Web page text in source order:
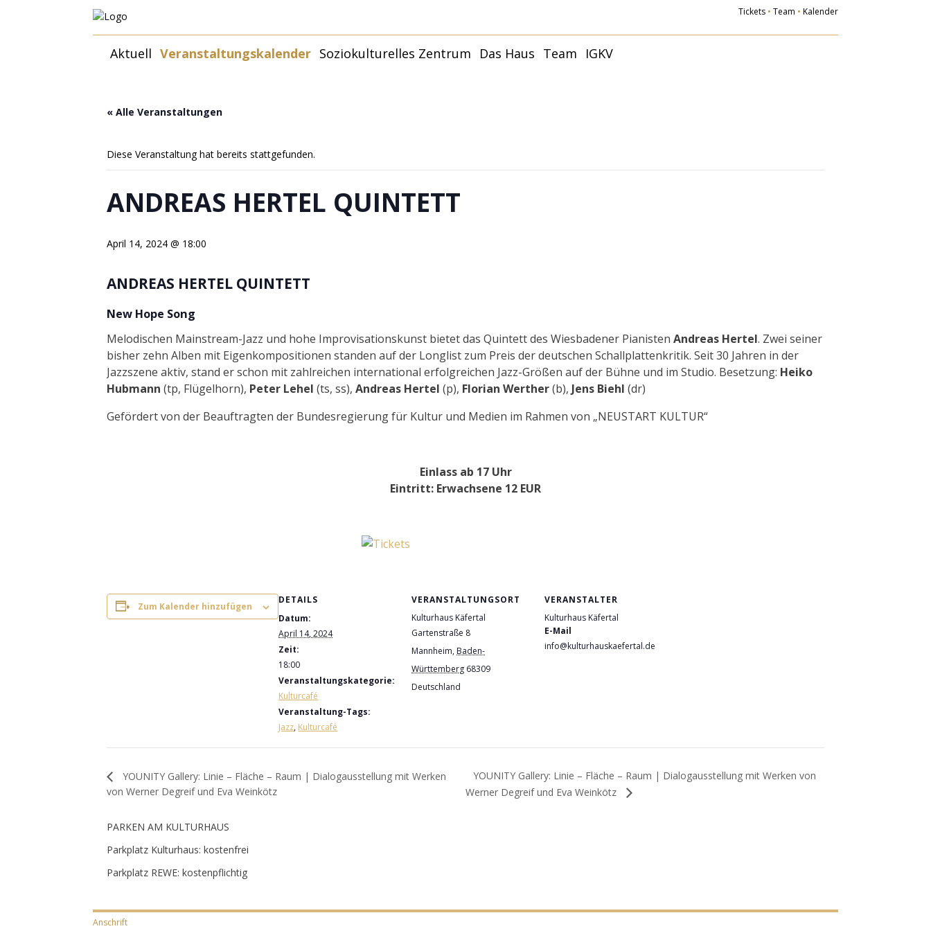
Tickets• Team • Kalender
Zum
Inhalt
Aktuell Veranstaltungskalender Soziokulturelles Zentrum Das Haus Team IGKV
« Alle Veranstaltungen
Diese Veranstaltung hat bereits stattgefunden.
ANDREAS HERTEL QUINTETT
April 14, 2024 @ 18:00
ANDREAS HERTEL QUINTETT
New Hope Song
Melodischen Mainstream-Jazz und hohe Improvisationskunst bietet das Quintett des Wiesbadener PianistenAndreas Hertel. Zwei seiner
bisher zehn Alben mit Eigenkompositionen standen auf der Longlist zum Preis der deutschen Schallplattenkritik. Seit 30 Jahren in der
Jazzszene aktiv, stand er schon mit zahlreichen international erfolgreichen Jazz-Größen auf der Bühne und im Studio. Besetzung: Heiko
Hubmann(tp, Flügelhorn), Peter Lehel(ts, ss),Andreas Hertel(p), Florian Werther(b), Jens Biehl(dr)
Gefördert von der Beauftragten der Bundesregierung für Kultur und Medien im Rahmen von „NEUSTART KULTUR“
Einlass ab 17 Uhr
Eintritt: Erwachsene 12 EUR
Zum Kalender hinzufügen
DETAILS
Datum:
April 14, 2024
Zeit:
18:00
Veranstaltungskategorie:
Kulturcafé
Veranstaltung-Tags:
Jazz, Kulturcafé
VERANSTALTUNGSORT
Kulturhaus Käfertal
Gartenstraße 8
Mannheim, Baden-
Württemberg 68309
Deutschland
VERANSTALTER
Kulturhaus Käfertal
E-Mail
info@kulturhauskaefertal.de
YOUNITY Gallery: Linie – Fläche – Raum | Dialogausstellung mit Werken
von Werner Degreif und Eva Weinkötz
YOUNITY Gallery: Linie – Fläche – Raum | Dialogausstellung mit Werken von
Werner Degreif und Eva Weinkötz
PARKEN AM KULTURHAUS
Parkplatz Kulturhaus: kostenfrei
Parkplatz REWE: kostenpflichtig
Anschrift